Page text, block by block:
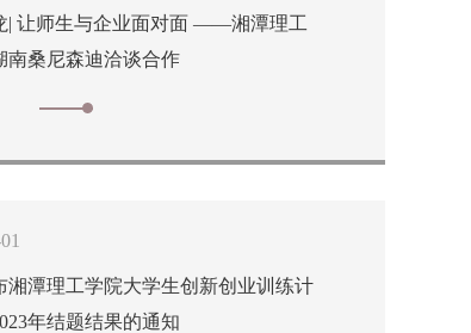
| 让师生与企业面对面 ——湘潭理工
南桑尼森迪洽谈合作
湘潭理工学院大学生创新创业训练计
年结题结果的通知